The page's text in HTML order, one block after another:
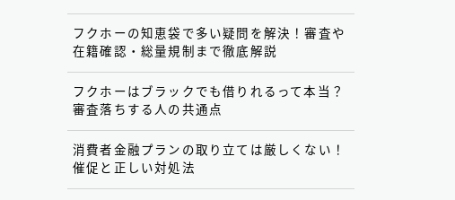
フクホーの知恵袋で多い疑問を解決！審査や
在籍確認・総量規制まで徹底解説
フクホーはブラックでも借りれるって本当？
審査落ちする人の共通点
消費者金融プランの取り立ては厳しくない！
催促と正しい対処法